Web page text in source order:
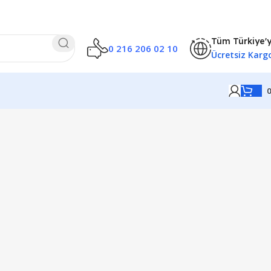
0 216 206 02 10
Tüm
Ücretsiz